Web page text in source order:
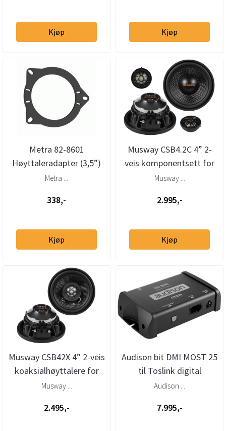
Kjøp Kjøp
Metra 82-8601
Høyttaleradapter (3,5”)
BMW/Porsche/Land
Metra ...
338,-
Kjøp
Musway CSB4.2C 4” 2-
veis komponentsett for
BMW/Mini
Musway ...
2.995,-
Kjøp
Musway CSB42X 4” 2-veis
koaksialhøyttalere for
BMW/Mini
Musway ...
2.495,-
Audison bit DMI MOST 25
til Toslink digital
interface
Audison ...
7.995,-